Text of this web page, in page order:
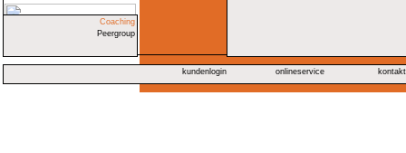
Coaching
Peergroup
kundenlogin onlineservice kontakt